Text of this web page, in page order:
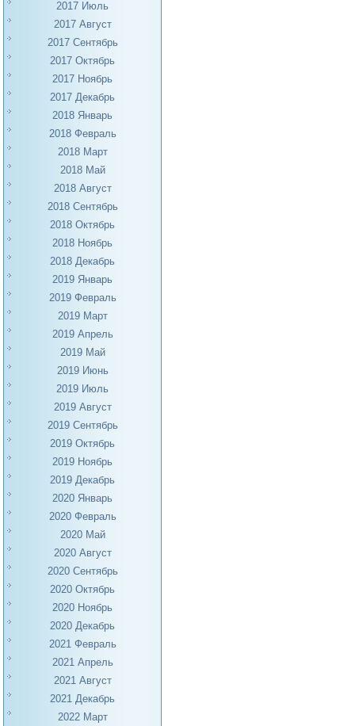
2017 Июль
2017 Август
2017 Сентябрь
2017 Октябрь
2017 Ноябрь
2017 Декабрь
2018 Январь
2018 Февраль
2018 Март
2018 Май
2018 Август
2018 Сентябрь
2018 Октябрь
2018 Ноябрь
2018 Декабрь
2019 Январь
2019 Февраль
2019 Март
2019 Апрель
2019 Май
2019 Июнь
2019 Июль
2019 Август
2019 Сентябрь
2019 Октябрь
2019 Ноябрь
2019 Декабрь
2020 Январь
2020 Февраль
2020 Май
2020 Август
2020 Сентябрь
2020 Октябрь
2020 Ноябрь
2020 Декабрь
2021 Февраль
2021 Апрель
2021 Август
2021 Декабрь
2022 Март